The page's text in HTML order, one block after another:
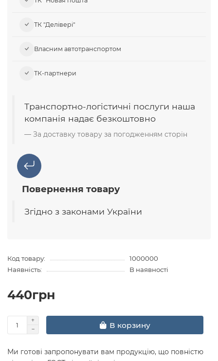
ТК "Делівері"
Власним автотранспортом
ТК-партнери
Транспортно-логістичні послуги наша
компанія надає безкоштовно
За доставку товару за погодженням сторін
Повернення товару
Згідно з законами України
Код товару:
1000000
Наявність:
В наявності
440грн
В корзину
Ми готові запропонувати вам продукцію, що повністю